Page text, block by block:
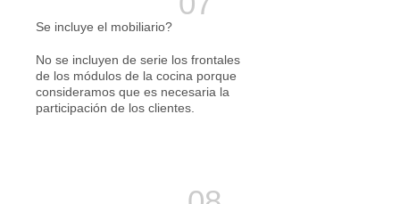
Se incluye el mobiliario?
No se incluyen de serie los frontales
de los módulos de la cocina porque
consideramos que es necesaria la
participación de los clientes.